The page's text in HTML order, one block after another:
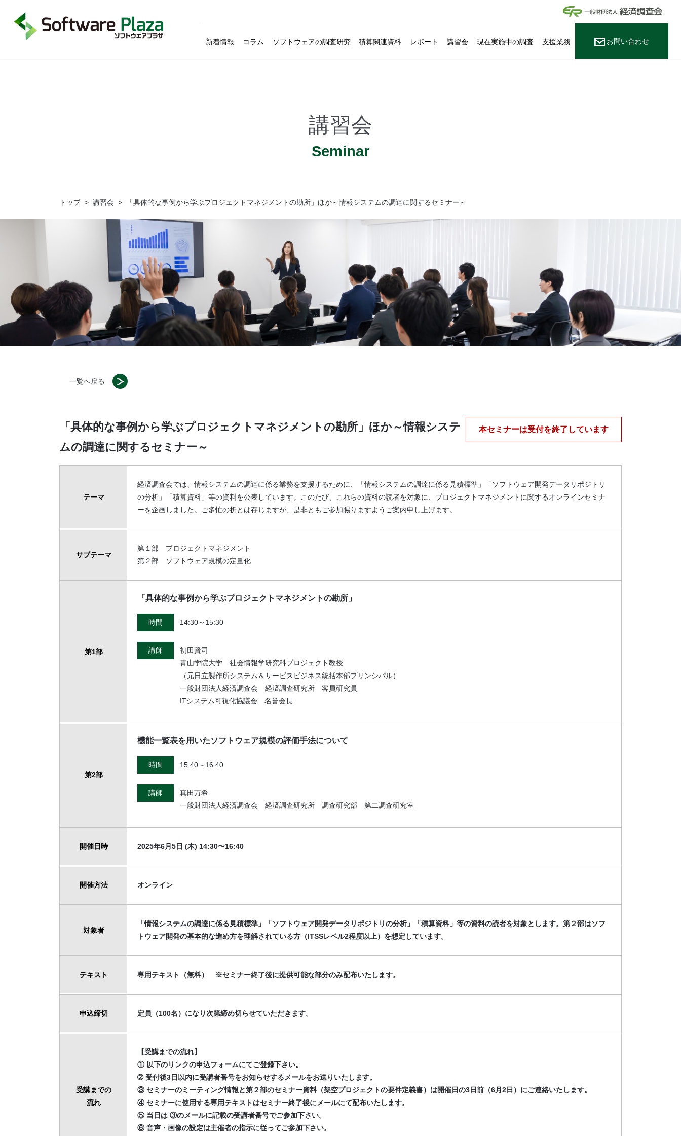
新着情報 コラム ソフトウェアの調査研究 積算関連資料 レポート 講習会 現在実施中の調査 支援業務 お問い合わせ
講習会
Seminar
トップ 講習会 「具体的な事例から学ぶプロジェクトマネジメントの勘所」ほか～情報システムの調達に関するセミナー～
一覧へ戻る
「具体的な事例から学ぶプロジェクトマネジメントの勘所」ほか～情報システ
ムの調達に関するセミナー～
本セミナーは受付を終了しています
テーマ
経済調査会では、情報システムの調達に係る業務を支援するために、「情報システムの調達に係る見積標準」「ソフトウェア開発データリポジトリ
の分析」「積算資料」等の資料を公表しています。このたび、これらの資料の読者を対象に、プロジェクトマネジメントに関するオンラインセミナ
ーを企画しました。ご多忙の折とは存じますが、是非ともご参加賜りますようご案内申し上げます。
サブテーマ
第１部 プロジェクトマネジメント
第２部 ソフトウェア規模の定量化
第1部
「具体的な事例から学ぶプロジェクトマネジメントの勘所」
時間 14:30～15:30
講師
初田賢司
青山学院大学 社会情報学研究科プロジェクト教授
（元日立製作所システム＆サービスビジネス統括本部プリンシパル）
一般財団法人経済調査会 経済調査研究所 客員研究員
ITシステム可視化協議会 名誉会長
第2部
機能一覧表を用いたソフトウェア規模の評価手法について
時間 15:40～16:40
講師
真田万希
一般財団法人経済調査会 経済調査研究所 調査研究部 第二調査研究室
開催日時 2025年6月5日 (木) 14:30〜16:40
開催方法 オンライン
対象者
「情報システムの調達に係る見積標準」「ソフトウェア開発データリポジトリの分析」「積算資料」等の資料の読者を対象とします。第２部はソフ
トウェア開発の基本的な進め方を理解されている方（ITSSレベル2程度以上）を想定しています。
テキスト 専用テキスト（無料） ※セミナー終了後に提供可能な部分のみ配布いたします。
申込締切 定員（100名）になり次第締め切らせていただきます。
受講までの
流れ
【受講までの流れ】
① 以下のリンクの申込フォームにてご登録下さい。
➁ 受付後3日以内に受講者番号をお知らせするメールをお送りいたします。
③ セミナーのミーティング情報と第２部のセミナー資料（架空プロジェクトの要件定義書）は開催日の3日前（6月2日）にご連絡いたします。
④ セミナーに使用する専用テキストはセミナー終了後にメールにて配布いたします。
⑤ 当日は ③のメールに記載の受講者番号でご参加下さい。
⑥ 音声・画像の設定は主催者の指示に従ってご参加下さい。